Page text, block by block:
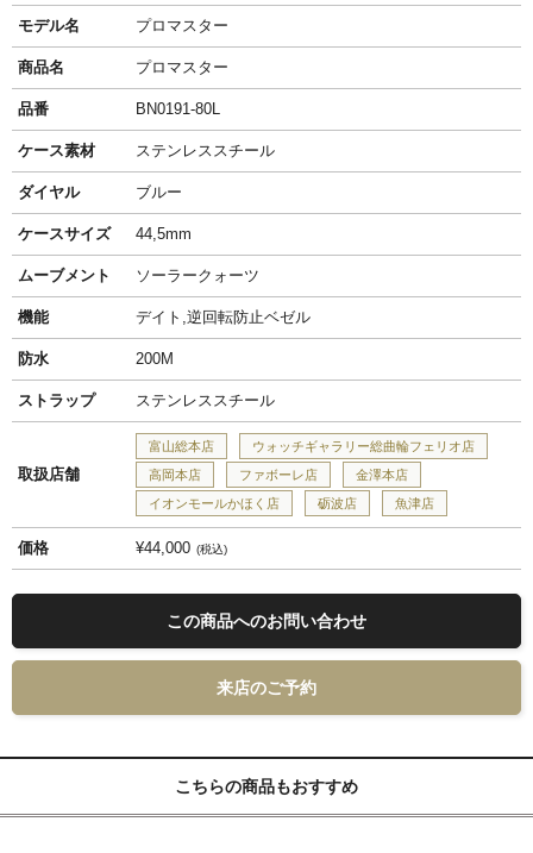
モデル名 プロマスター
商品名 プロマスター
品番 BN0191-80L
ケース素材 ステンレススチール
ダイヤル ブルー
ケースサイズ 44,5mm
ムーブメント ソーラークォーツ
機能 デイト,逆回転防止ベゼル
防水 200M
ストラップ ステンレススチール
取扱店舗
富山総本店
ウォッチギャラリー総曲輪フェリオ店
高岡本店
ファボーレ店
金澤本店
イオンモールかほく店
砺波店 魚津店
価格 ¥44,000 税込
この商品へのお問い合わせ
来店のご予約
こちらの商品もおすすめ